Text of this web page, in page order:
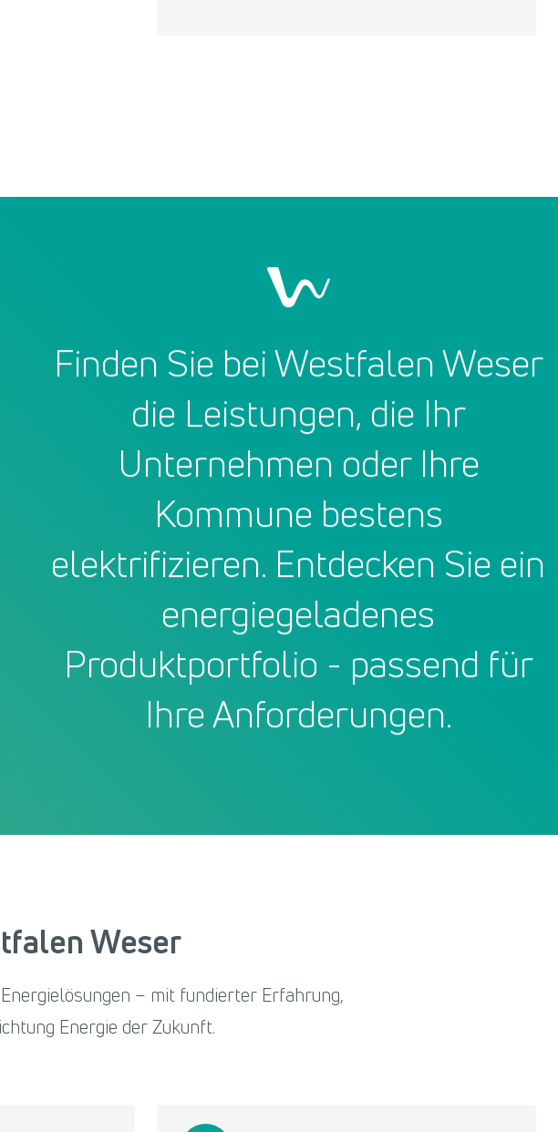
Finden Sie bei Westfalen Weser
die Leistungen, die Ihr
Unternehmen oder Ihre
Kommune bestens
elektrifizieren. Entdecken Sie ein
energiegeladenes
Produktportfolio - passend für
Ihre Anforderungen.
Weser
– mit fundierter Erfahrung,
Energie der Zukunft.